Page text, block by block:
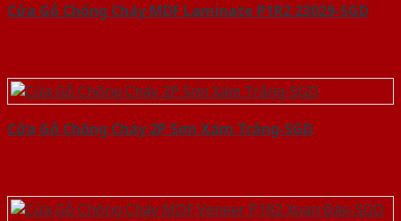
Cửa Gỗ Chống Cháy MDF Laminate P1R2 23029-SGD
Cửa Gỗ Chống Cháy 2P Sơn Xám Trắng-SGD